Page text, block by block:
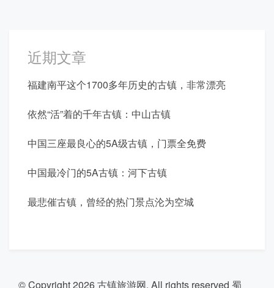
近期文章
福建南平这个1700多年历史的古镇，非常漂亮
依然“活”着的千年古镇：中山古镇
中国三座最良心的5A级古镇，门票全免费
中国最冷门的5A古镇：河下古镇
最悲催古镇，曾经的热门景点沦为空城
© Copyright 2026古镇旅游网. All rights reserved 蜀